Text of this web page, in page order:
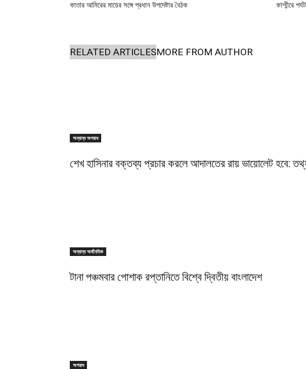
কাতার আমিরের মায়ের সঙ্গে প্রধান উপদেষ্টার বৈঠক কাশ্মীরে
RELATED ARTICLESMORE FROM AUTHOR
অন্যান্য অপরাধ
শেখ হাসিনার বক্তব্য প্রচার করলে আদালতের রায় ভায়োলেট হবে:
অন্যান্য অর্থনৈতিক
টানা পঞ্চমবার পোশাক রপ্তানিতে বিশ্বে দ্বিতীয় বাংলাদেশ
অপরাধ